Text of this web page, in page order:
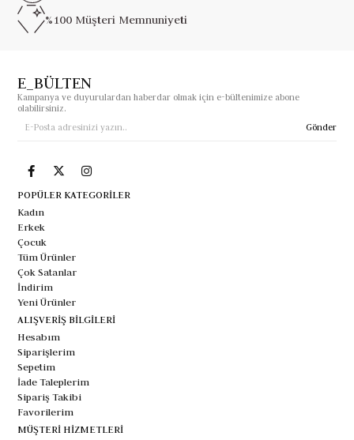
%100 Müşteri Memnuniyeti
E_BÜLTEN
Kampanya ve duyurulardan haberdar olmak için e-bültenimize abone
olabilirsiniz.
Gönder
POPÜLER KATEGORİLER
Kadın
Erkek
Çocuk
Tüm Ürünler
Çok Satanlar
İndirim
Yeni Ürünler
ALIŞVERİŞ BİLGİLERİ
Hesabım
Siparişlerim
Sepetim
İade Taleplerim
Sipariş Takibi
Favorilerim
MÜŞTERİ HİZMETLERİ